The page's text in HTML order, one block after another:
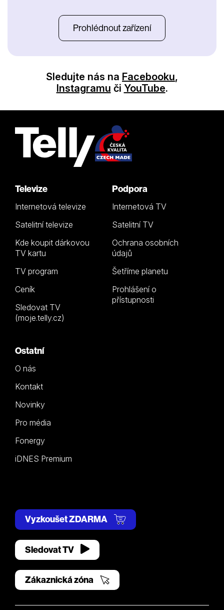
Prohlédnout zařízení
Sledujte nás na Facebooku,
Instagramu či YouTube.
Televize
Internetová televize
Satelitní televize
Kde koupit dárkovou
TV kartu
TV program
Ceník
Sledovat TV
(moje.telly.cz)
Podpora
Internetová TV
Satelitní TV
Ochrana osobních
údajů
Šetříme planetu
Prohlášení o
přístupnosti
Ostatní
O nás
Kontakt
Novinky
Pro média
Fonergy
iDNES Premium
Vyzkoušet ZDARMA
Sledovat TV
Zákaznická zóna